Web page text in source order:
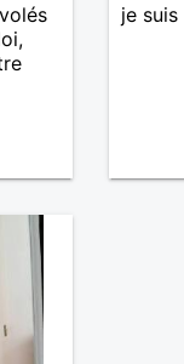
je suis